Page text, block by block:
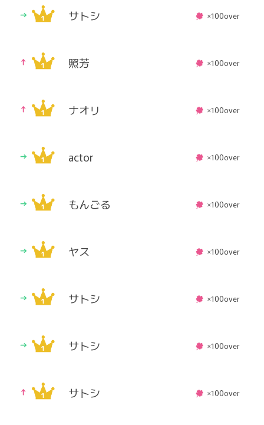
サトシ ×100over
照芳 ×100over
ナオリ ×100over
actor ×100over
もんごる ×100over
ヤス ×100over
サトシ ×100over
サトシ ×100over
サトシ ×100over